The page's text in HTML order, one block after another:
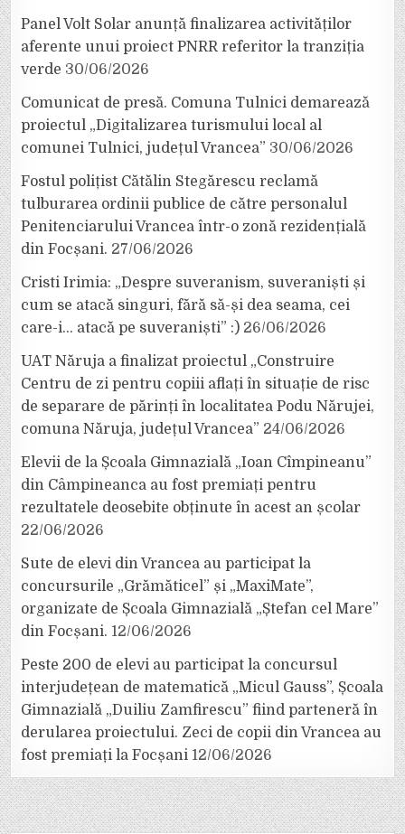
Panel Volt Solar anunță finalizarea activităților
aferente unui proiect PNRR referitor la tranziția
verde 30/06/2026
Comunicat de presă. Comuna Tulnici demarează
proiectul „Digitalizarea turismului local al
comunei Tulnici, județul Vrancea” 30/06/2026
Fostul polițist Cătălin Stegărescu reclamă
tulburarea ordinii publice de către personalul
Penitenciarului Vrancea într-o zonă rezidențială
din Focșani. 27/06/2026
Cristi Irimia: „Despre suveranism, suveraniști și
cum se atacă singuri, fără să-și dea seama, cei
care-i… atacă pe suveraniști” :) 26/06/2026
UAT Năruja a finalizat proiectul „Construire
Centru de zi pentru copiii aflați în situație de risc
de separare de părinți în localitatea Podu Nărujei,
comuna Năruja, județul Vrancea” 24/06/2026
Elevii de la Școala Gimnazială „Ioan Cîmpineanu”
din Câmpineanca au fost premiați pentru
rezultatele deosebite obținute în acest an școlar
22/06/2026
Sute de elevi din Vrancea au participat la
concursurile „Grămăticel” și „MaxiMate”,
organizate de Școala Gimnazială „Ștefan cel Mare”
din Focșani. 12/06/2026
Peste 200 de elevi au participat la concursul
interjudețean de matematică „Micul Gauss”, Școala
Gimnazială „Duiliu Zamfirescu” fiind parteneră în
derularea proiectului. Zeci de copii din Vrancea au
fost premiați la Focșani 12/06/2026